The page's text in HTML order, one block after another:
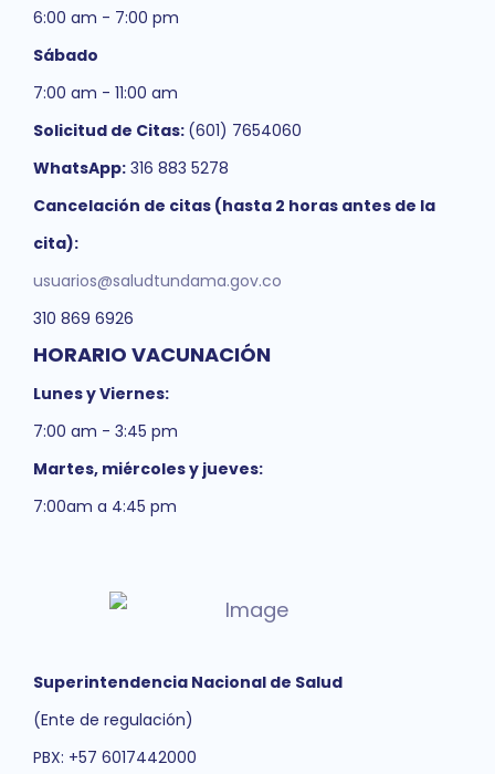
6:00 am - 7:00 pm
Sábado
7:00 am - 11:00 am
Solicitud de Citas: (601) 7654060
WhatsApp: 316 883 5278
Cancelación de citas (hasta 2 horas antes de la
cita):
usuarios@saludtundama.gov.co
310 869 6926
HORARIO VACUNACIÓN
Lunes y Viernes:
7:00 am - 3:45 pm
Martes, miércoles y jueves:
7:00am a 4:45 pm
Superintendencia Nacional de Salud
(Ente de regulación)
PBX: +57 6017442000